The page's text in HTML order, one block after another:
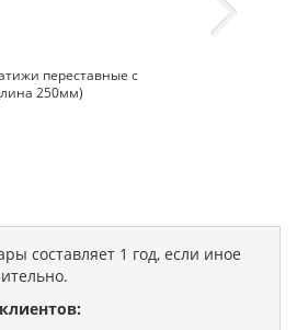
переставные с
250мм)
составляет 1 год, если иное